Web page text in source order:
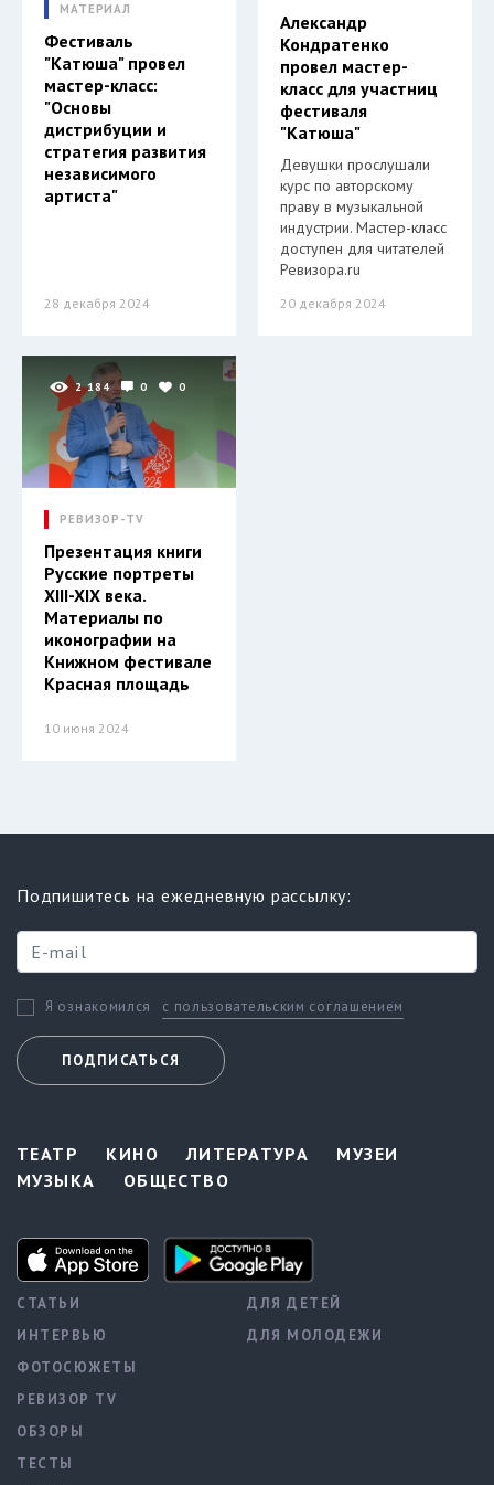
МАТЕРИАЛ
Фестиваль
"Катюша" провел
мастер-класс:
"Основы
дистрибуции и
стратегия развития
независимого
артиста"
28 декабря 2024
Александр
Кондратенко
провел мастер-
класс для участниц
фестиваля
"Катюша"
Девушки прослушали
курс по авторскому
праву в музыкальной
индустрии. Мастер-класс
доступен для читателей
Ревизора.ru
20 декабря 2024
2 184 0 0
РЕВИЗОР-TV
Презентация книги
Русские портреты
XIII-XIX века.
Материалы по
иконографии на
Книжном фестивале
Красная площадь
10 июня 2024
Подпишитесь на ежедневную рассылку:
Я ознакомился с пользовательским соглашением
ПОДПИСАТЬСЯ
ТЕАТР КИНО ЛИТЕРАТУРА
МУЗЕИ
МУЗЫКА
ОБЩЕСТВО
СТАТЬИ
ИНТЕРВЬЮ
ФОТОСЮЖЕТЫ
РЕВИЗОР TV
ОБЗОРЫ
ТЕСТЫ
ДЛЯ ДЕТЕЙ
ДЛЯ МОЛОДЕЖИ